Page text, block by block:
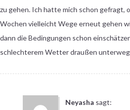
zu gehen. Ich hatte mich schon gefragt,
Wochen vielleicht Wege erneut gehen
dann die Bedingungen schon
schlechterem Wetter draußen
Neyasha sagt: